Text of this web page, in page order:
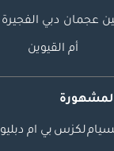
عجمان دبي الفجيرة
أم القيوين
لكزس بي ام دبليو